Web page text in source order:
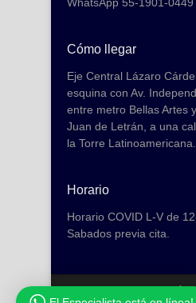
Cómo llegar
Eje Central Lázaro
esquina con Av.
entre metro Bellas Artes
Juan de Letrán, a una
la Torre Latinoamericana.
Horario
Horario COVID L-V de
Sabados previa cita.
Recuperación